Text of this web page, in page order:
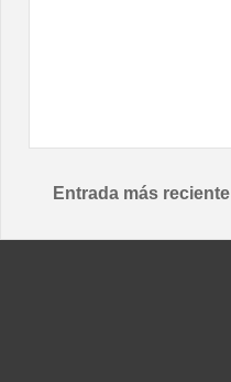
Entrada más reciente